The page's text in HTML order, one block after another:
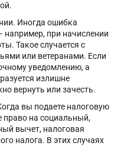
Иногда ошибка
например, при начислении
Такое случается с
или ветеранами. Если
уведомлению, а
излишне
вернуть или зачесть.
вы подаете налоговую
на социальный,
вычет, налоговая
налога. В этих случаях